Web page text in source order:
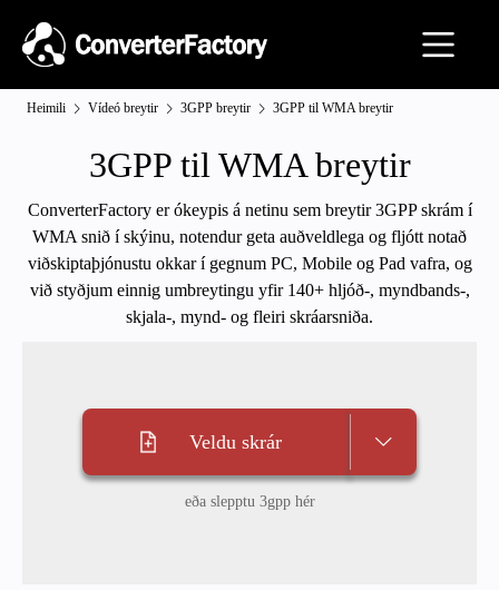
Heimili Vídeó breytir 3GPP breytir 3GPP til WMA breytir
3GPP til WMA breytir
ConverterFactory er ókeypis á netinu sem breytir 3GPP skrám í
WMA snið í skýinu, notendur geta auðveldlega og fljótt notað
viðskiptaþjónustu okkar í gegnum PC, Mobile og Pad vafra, og
við styðjum einnig umbreytingu yfir 140+ hljóð-, myndbands-,
skjala-, mynd- og fleiri skráarsniða.
Veldu skrár
eða slepptu 3gpp hér